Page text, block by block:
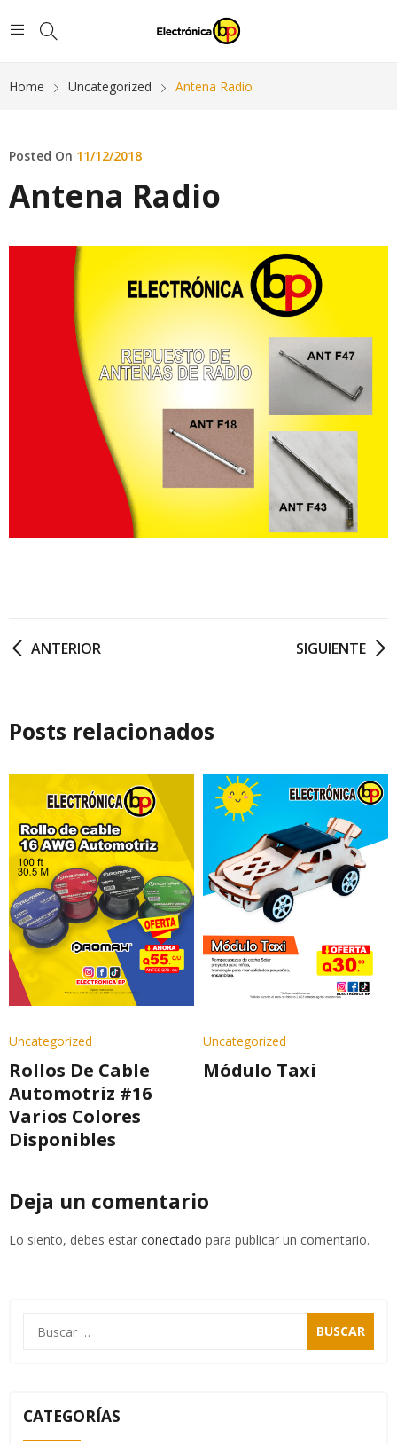
Home Uncategorized Antena Radio
Posted On 11/12/2018
Antena Radio
ANTERIOR SIGUIENTE
Posts relacionados
Uncategorized
Rollos De Cable
Automotriz #16
Varios Colores
Disponibles
Uncategorized
Módulo Taxi
Deja un comentario
Lo siento, debes estar conectado para publicar un comentario.
CATEGORÍAS